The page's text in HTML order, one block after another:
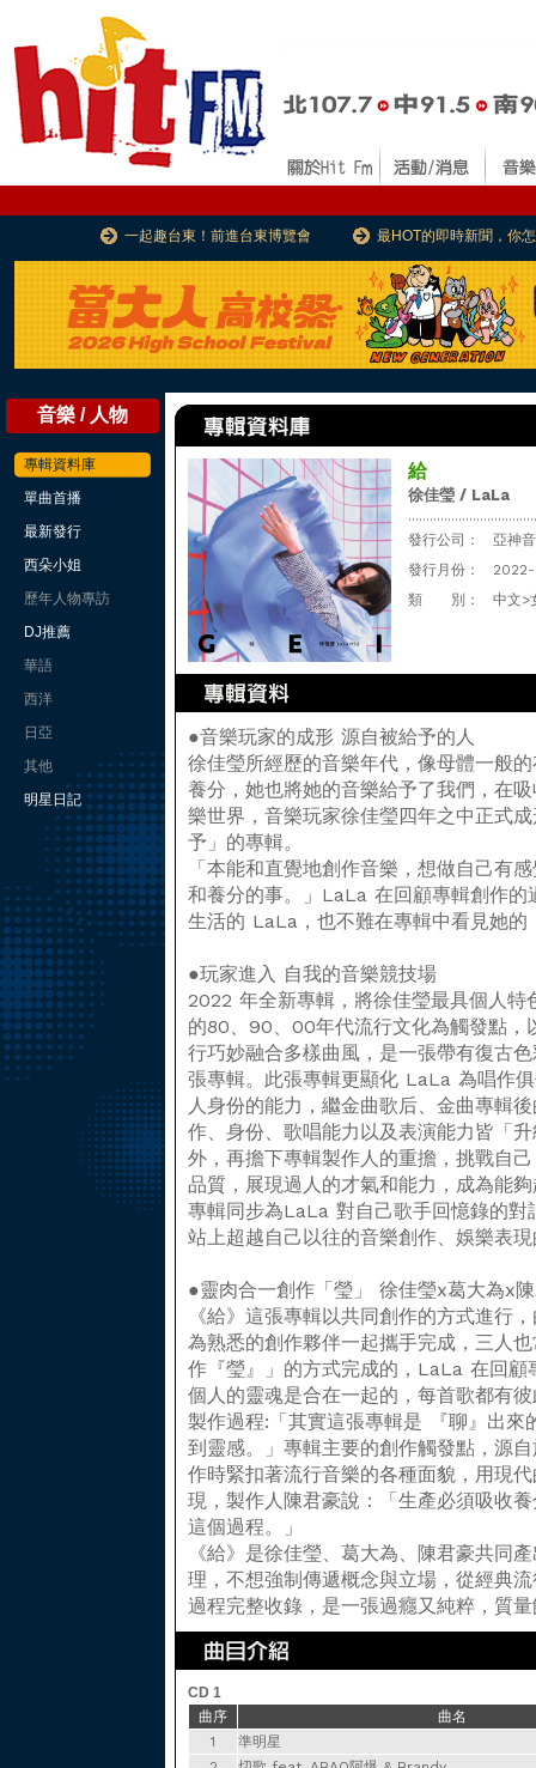
一起趣台東！前進台東博覽會 最HOT的即時新聞，你
音樂 / 人物
專輯資料庫
單曲首播
最新發行
西朵小姐
歷年人物專訪
DJ推薦
華語
西洋
日亞
其他
明星日記
給
徐佳瑩 / LaLa
發行公司：
亞神
發行月份：
類 別：
中文>
●音樂玩家的成形 源自被給予的人
徐佳瑩所經歷的音樂年代，像母體一般
養分，她也將她的音樂給予了我們，在
樂世界，音樂玩家徐佳瑩四年之中正式
予」的專輯。
「本能和直覺地創作音樂，想做自己有
和養分的事。」LaLa 在回顧專輯創作
生活的 LaLa，也不難在專輯中看見她的
●玩家進入 自我的音樂競技場
2022 年全新專輯，將徐佳瑩最具個人特
的80、90、00年代流行文化為觸發點，
行巧妙融合多樣曲風，是一張帶有復古
張專輯。此張專輯更顯化 LaLa 為唱作
人身份的能力，繼金曲歌后、金曲專輯
作、身份、歌唱能力以及表演能力皆「
外，再擔下專輯製作人的重擔，挑戰自
品質，展現過人的才氣和能力，成為能
專輯同步為LaLa 對自己歌手回憶錄的
站上超越自己以往的音樂創作、娛樂表
●靈肉合一創作「瑩」 徐佳瑩x葛大為x
《給》這張專輯以共同創作的方式進行
為熟悉的創作夥伴一起攜手完成，三人
作『瑩』」的方式完成的，LaLa 在回顧
個人的靈魂是合在一起的，每首歌都有
製作過程:「其實這張專輯是 『聊』出來
到靈感。」專輯主要的創作觸發點，源
作時緊扣著流行音樂的各種面貌，用現
現，製作人陳君豪說：「生產必須吸收
這個過程。」
《給》是徐佳瑩、葛大為、陳君豪共同
理，不想強制傳遞概念與立場，從經典
過程完整收錄，是一張過癮又純粹，質
CD 1
曲序
曲名
1
準明星